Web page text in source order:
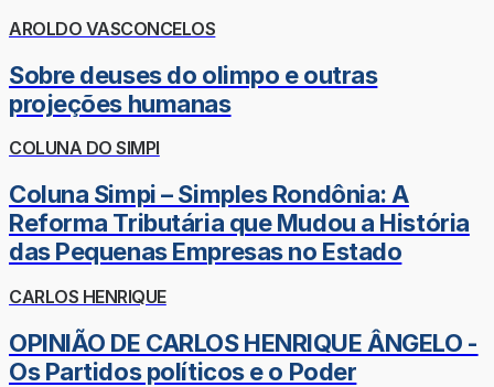
AROLDO VASCONCELOS
Sobre deuses do olimpo e outras
projeções humanas
COLUNA DO SIMPI
Coluna Simpi – Simples Rondônia: A
Reforma Tributária que Mudou a História
das Pequenas Empresas no Estado
CARLOS HENRIQUE
OPINIÃO DE CARLOS HENRIQUE ÂNGELO -
Os Partidos políticos e o Poder